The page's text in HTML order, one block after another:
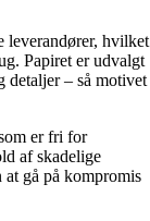
leverandører, hvilket
Papiret er udvalgt
detaljer – så motivet
er fri for
af skadelige
at gå på kompromis